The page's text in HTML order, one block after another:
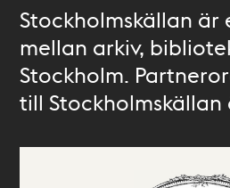
Stockholmskällan
mellan arkiv,
Stockholm.
till Stockholmskällan